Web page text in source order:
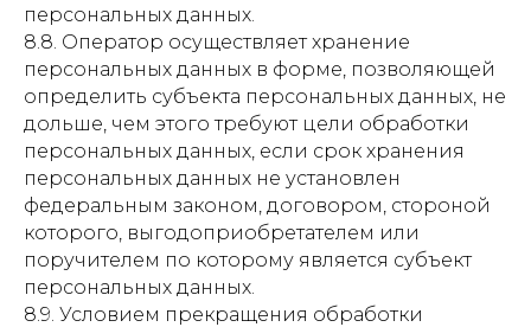
персональных данных.
8.8. Оператор осуществляет хранение
персональных данных в форме, позволяющей
определить субъекта персональных данных, не
дольше, чем этого требуют цели обработки
персональных данных, если срок хранения
персональных данных не установлен
федеральным законом, договором, стороной
которого, выгодоприобретателем или
поручителем по которому является субъект
персональных данных.
8.9. Условием прекращения обработки